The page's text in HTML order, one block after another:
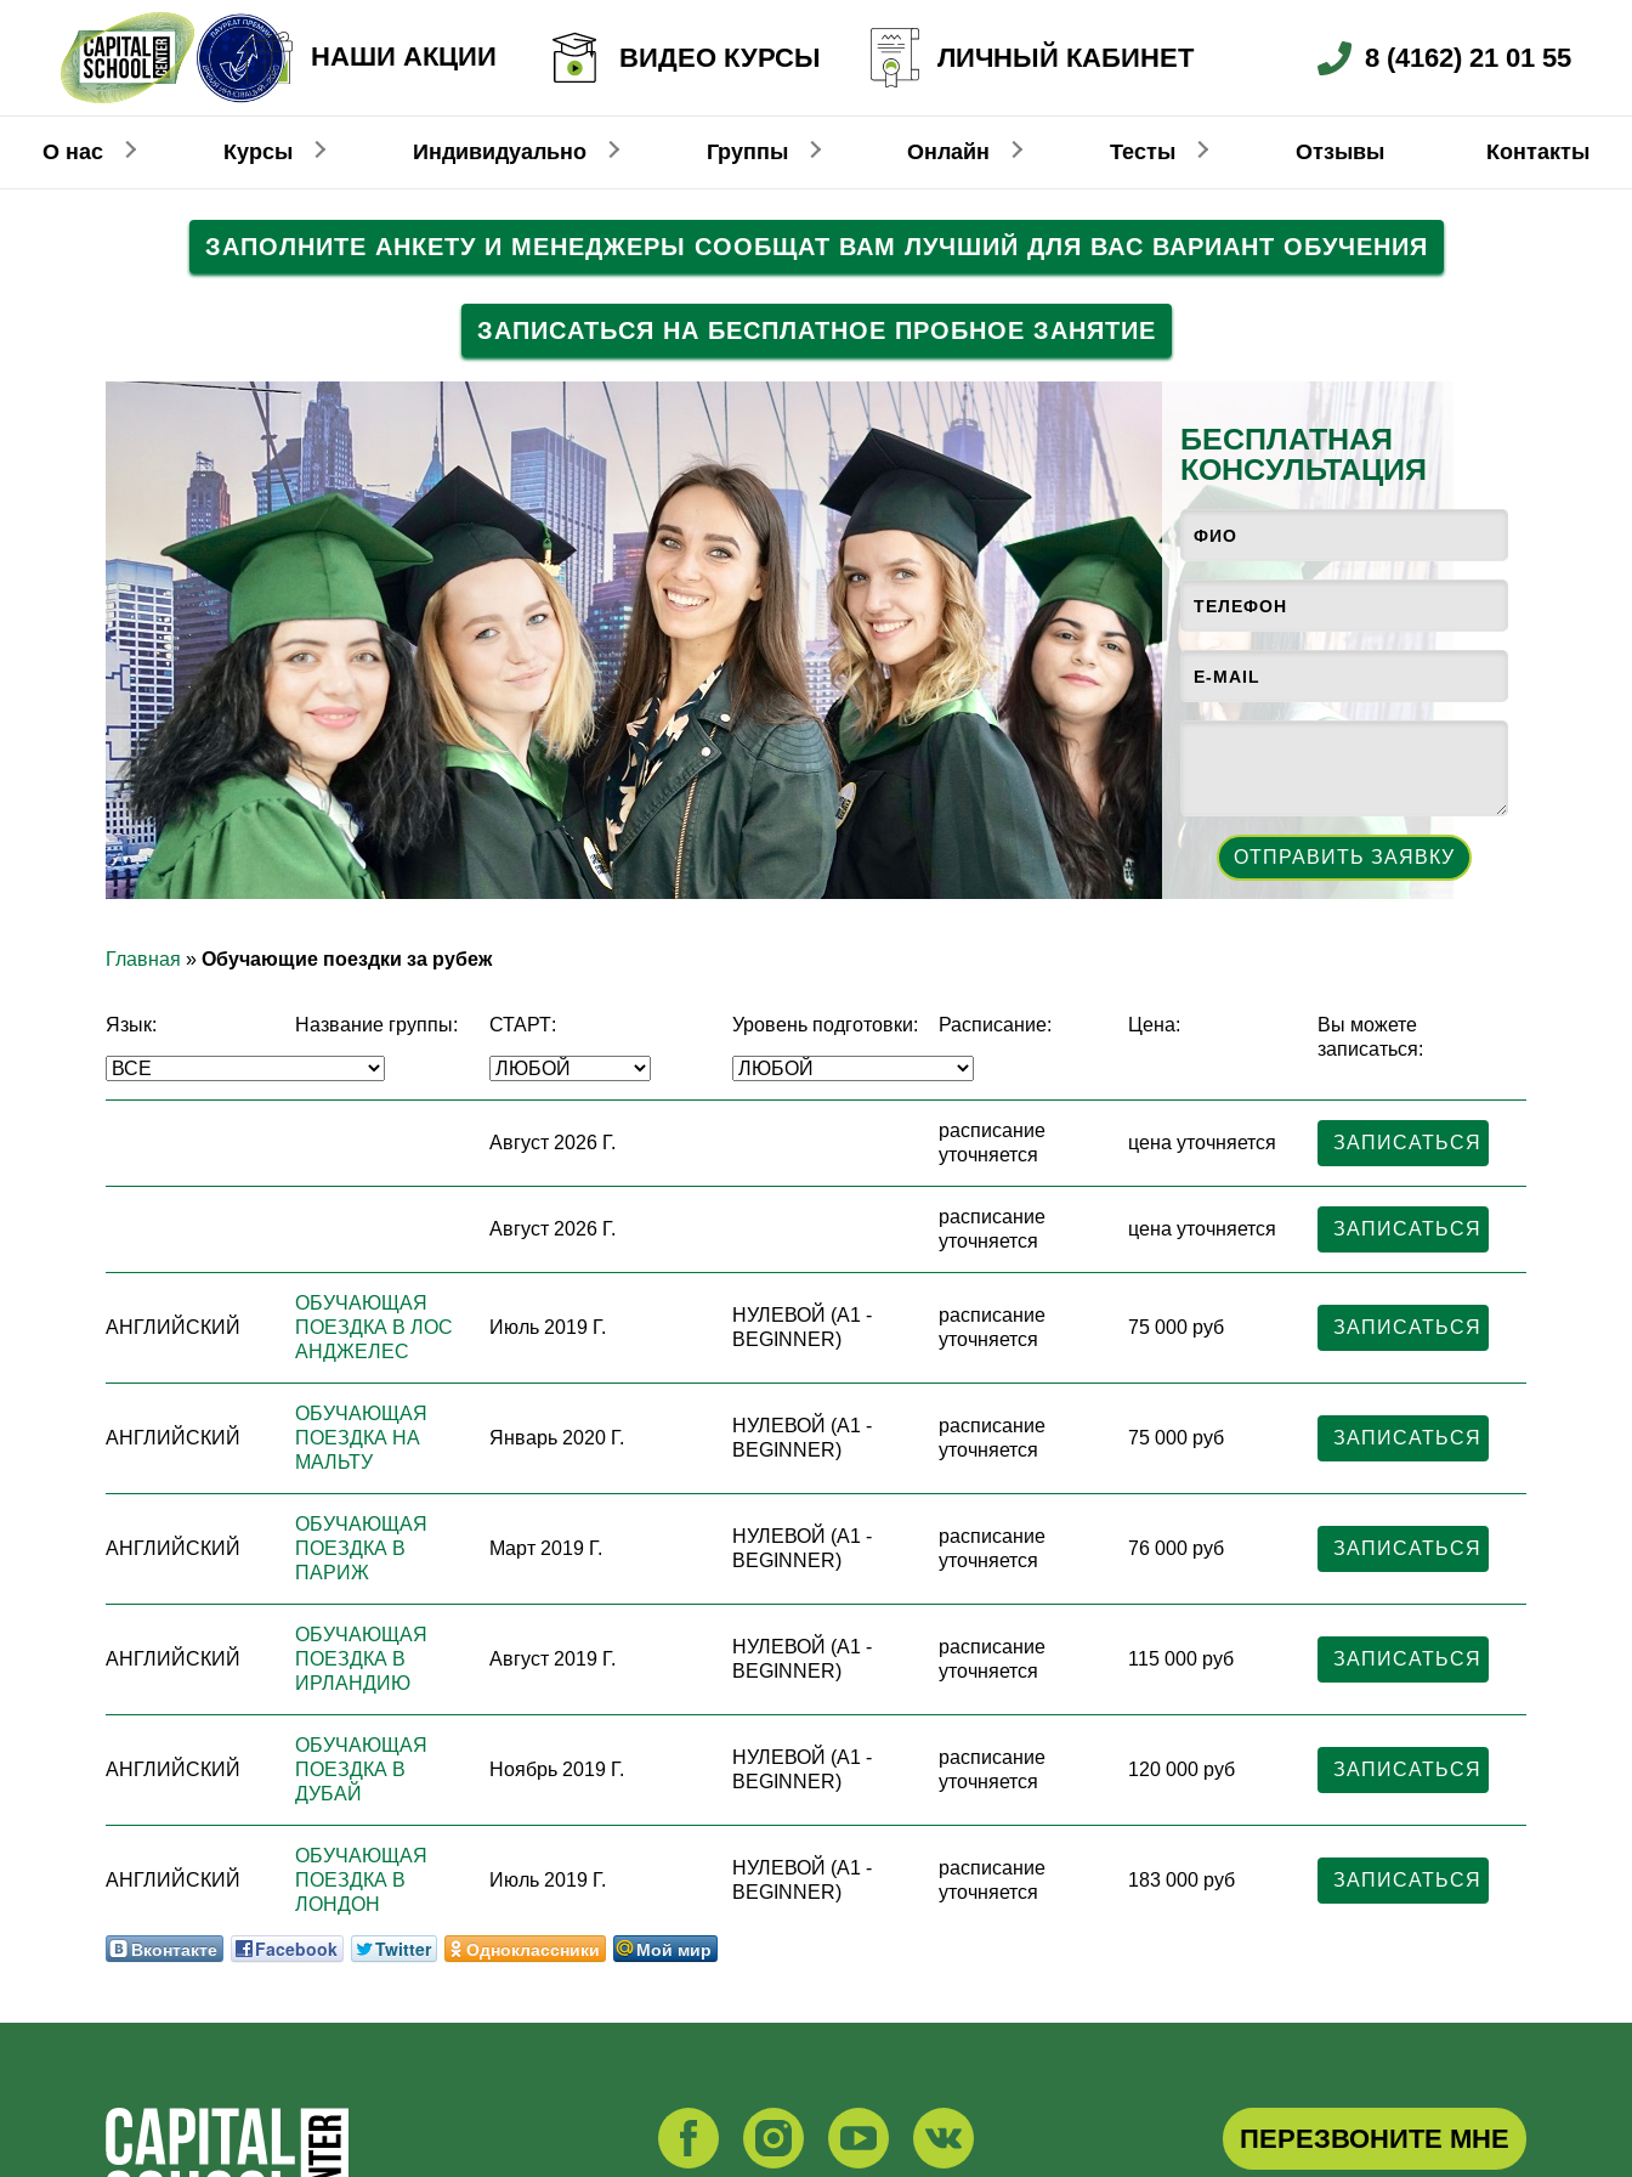
НАШИ АКЦИИ ВИДЕО КУРСЫ ЛИЧНЫЙ КАБИНЕТ 8 (4162) 21 01 55
О нас Курсы Индивидуально Группы Онлайн Тесты Отзывы Контакты
ЗАПОЛНИТЕ АНКЕТУ И МЕНЕДЖЕРЫ СООБЩАТ ВАМ ЛУЧШИЙ ДЛЯ ВАС ВАРИАНТ ОБУЧЕНИЯ
ЗАПИСАТЬСЯ НА БЕСПЛАТНОЕ ПРОБНОЕ ЗАНЯТИЕ
БЕСПЛАТНАЯ
КОНСУЛЬТАЦИЯ
ОТПРАВИТЬ ЗАЯВКУ
Главная » Обучающие поездки за рубеж
Язык: Название группы: СТАРТ: Уровень подготовки: Расписание: Цена:
Вы можете
записаться:
Август 2026 Г.
расписание
уточняется
цена уточняется ЗАПИСАТЬСЯ
Август 2026 Г.
расписание
уточняется
цена уточняется ЗАПИСАТЬСЯ
АНГЛИЙСКИЙ
ОБУЧАЮЩАЯ
ПОЕЗДКА В ЛОС
АНДЖЕЛЕС
Июль 2019 Г.
НУЛЕВОЙ (A1 -
BEGINNER)
расписание
уточняется
75 000 руб ЗАПИСАТЬСЯ
АНГЛИЙСКИЙ
ОБУЧАЮЩАЯ
ПОЕЗДКА НА
МАЛЬТУ
Январь 2020 Г.
НУЛЕВОЙ (A1 -
BEGINNER)
расписание
уточняется
75 000 руб ЗАПИСАТЬСЯ
АНГЛИЙСКИЙ
ОБУЧАЮЩАЯ
ПОЕЗДКА В
ПАРИЖ
Март 2019 Г.
НУЛЕВОЙ (A1 -
BEGINNER)
расписание
уточняется
76 000 руб ЗАПИСАТЬСЯ
АНГЛИЙСКИЙ
ОБУЧАЮЩАЯ
ПОЕЗДКА В
ИРЛАНДИЮ
Август 2019 Г.
НУЛЕВОЙ (A1 -
BEGINNER)
расписание
уточняется
115 000 руб ЗАПИСАТЬСЯ
АНГЛИЙСКИЙ
ОБУЧАЮЩАЯ
ПОЕЗДКА В
ДУБАЙ
Ноябрь 2019 Г.
НУЛЕВОЙ (A1 -
BEGINNER)
расписание
уточняется
120 000 руб ЗАПИСАТЬСЯ
АНГЛИЙСКИЙ
ОБУЧАЮЩАЯ
ПОЕЗДКА В
ЛОНДОН
Июль 2019 Г.
НУЛЕВОЙ (A1 -
BEGINNER)
расписание
уточняется
183 000 руб ЗАПИСАТЬСЯ
Вконтакте Facebook Twitter Одноклассники Мой мир
ПЕРЕЗВОНИТЕ МНЕ